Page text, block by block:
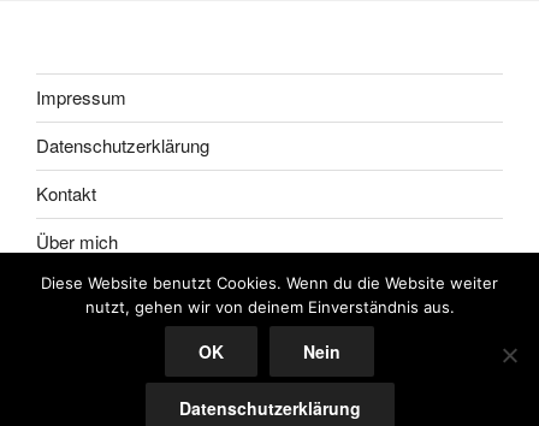
Impressum
Datenschutzerklärung
Kontakt
Über mich
Diese Website benutzt Cookies. Wenn du die Website weiter
nutzt, gehen wir von deinem Einverständnis aus.
OK Nein
Datenschutzerklärung